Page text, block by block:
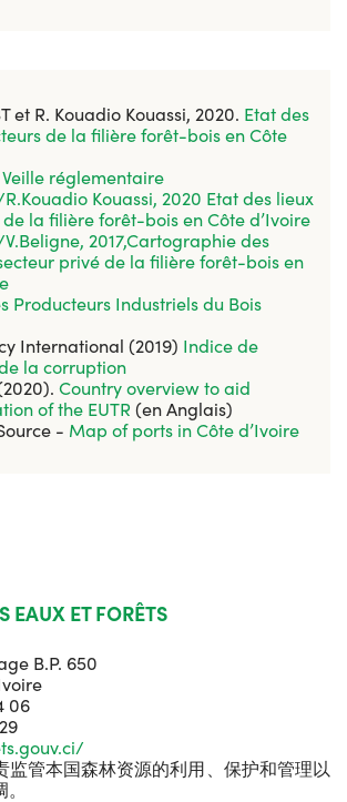
et R. Kouadio Kouassi, 2020. Etat des
de la filière forêt-bois en Côte
Veille réglementaire
Kouassi, 2020 Etat des lieux
la filière forêt-bois en Côte d’Ivoire
V.Beligne, 2017,Cartographie des
privé de la filière forêt-bois en
Producteurs Industriels du Bois
International (2019) Indice de
la corruption
Country overview to aid
of the EUTR (en Anglais)
- Map of ports in Côte d’Ivoire
EAUX ET FORÊTS
B.P. 650
06
监管本国森林资源的利用、保护和管理以